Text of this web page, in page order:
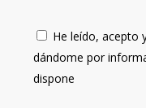
He leído, acepto
dándome por
dispone